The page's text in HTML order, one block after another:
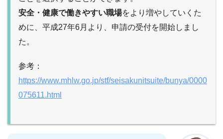
安全・健康で働きやすい職場をより増やしていくた
めに、平成27年6月より、申請の受付を開始しまし
た。
参考：
https://www.mhlw.go.jp/stf/seisakunitsuite/bunya/0000
075611.html